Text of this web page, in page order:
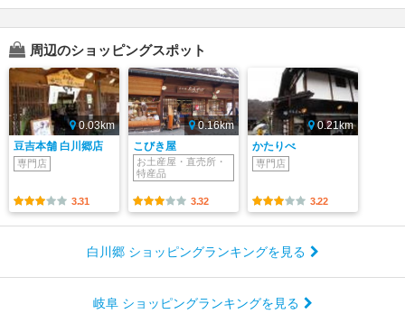
周辺のショッピングスポット
0.03km
豆吉本舗 白川郷店
専門店
3.31
0.16km
こびき屋
お土産屋・直売所・
特産品
3.32
0.21km
かたりべ
専門店
3.22
白川郷 ショッピングランキングを見る
岐阜 ショッピングランキングを見る